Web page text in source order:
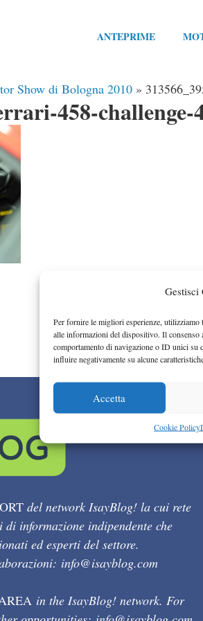
Gestisci
Per fornire le migliori esperienze, utilizziamo
alle informazioni del dispositivo. Il consenso
comportamento di navigazione o ID unici su
influire negativamente su alcune
Accetta
Cookie Policy
ANTEPRIME
Show di Bologna 2010 »
458-challenge-
del network IsayBlog! la cui rete
informazione indipendente che
ed esperti del settore.
info@isayblog.com
in the IsayBlog! network. For